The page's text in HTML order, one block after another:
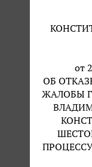
от
ОБ
ЖАЛОБЫ